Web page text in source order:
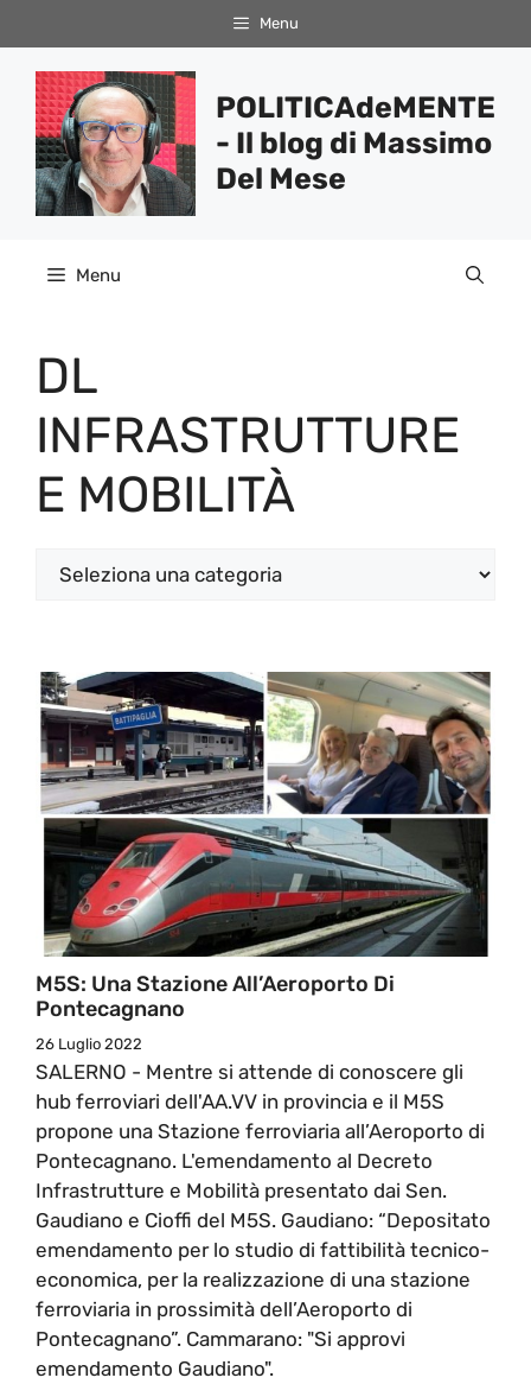
al
contenuto
Menu
POLITICAdeMENTE
- Il blog di Massimo
Del Mese
Menu
DL
INFRASTRUTTURE
E MOBILITÀ
Categorie
M5S: Una Stazione All’Aeroporto Di
Pontecagnano
26 Luglio 2022
SALERNO - Mentre si attende di conoscere gli
hub ferroviari dell'AA.VV in provincia e il M5S
propone una Stazione ferroviaria all’Aeroporto di
Pontecagnano. L'emendamento al Decreto
Infrastrutture e Mobilità presentato dai Sen.
Gaudiano e Cioffi del M5S. Gaudiano: “Depositato
emendamento per lo studio di fattibilità tecnico-
economica, per la realizzazione di una stazione
ferroviaria in prossimità dell’Aeroporto di
Pontecagnano”. Cammarano: "Si approvi
emendamento Gaudiano".